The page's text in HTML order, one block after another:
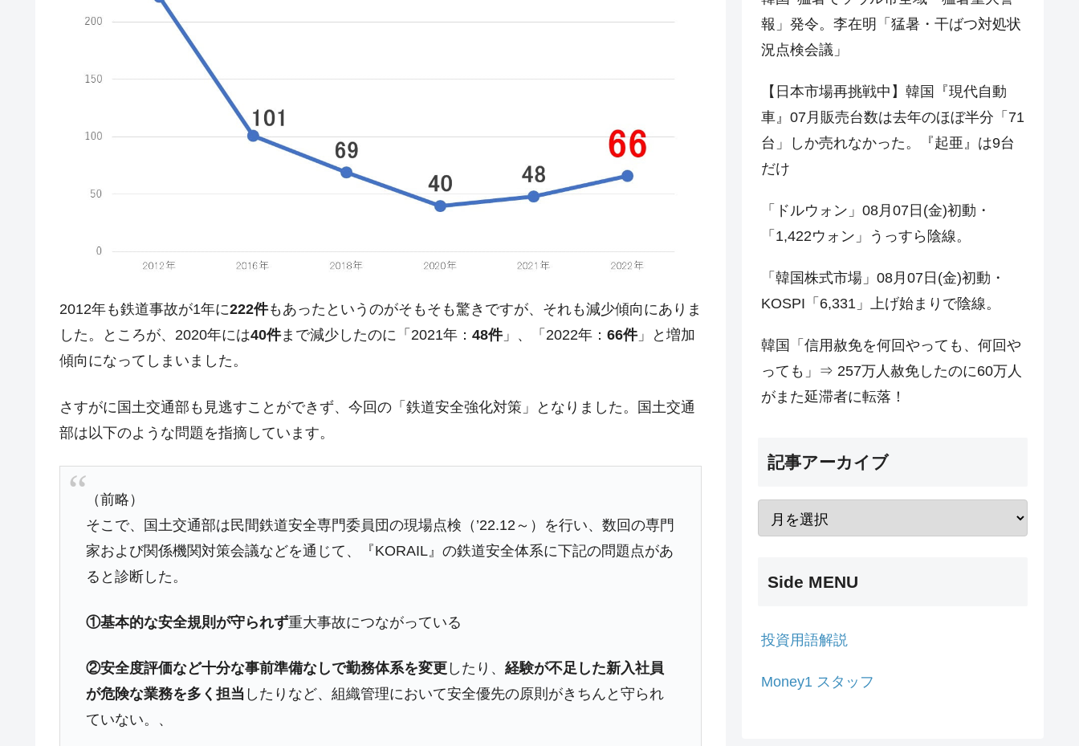
韓国「株式市場が賭博場のように変質したのは政界の責任だ」
日本の誇る海洋資源調査船『白嶺』は先進技術の塊！
Fact1 夏の甲子園、優勝校を最も多く輩出している都道府県とは？
今話題の「楽天ライオンズ」とは？
Fact1 奇跡の毛色「白毛馬」とは？
全て勝つといくら？ 競馬GI競走で勝利騎手がもらえる賞金とは？
Fact1
Fact1
Fact1 セレクトセールの高額取引馬が稼いだ金額とは？
2012年も鉄道事故が1年に222件もあったというのがそもそも驚きですが、それも減少傾向にありま
した。ところが、2020年には40件まで減少したのに「2021年： 48件」、「2022年： 66件」と増加
傾向になってしまいました。
さすがに国土交通部も見逃すことができず、今回の「鉄道安全強化対策」となりました。国土交通
部は以下のような問題を指摘しています。
（前略）
そこで、国土交通部は民間鉄道安全専門委員団の現場点検（’22.12～）を行い、数回の専門
家および関係機関対策会議などを通じて、『KORAIL』の鉄道安全体系に下記の問題点があ
ると診断した。
①基本的な安全規則が守られず重大事故につながっている
②安全度評価など十分な事前準備なしで勤務体系を変更 したり、経験が不足した新入社員
が危険な業務を多く担当 したりなど、組織管理において安全優先の原則がきちんと守られ
ていない。、
報」発令。李在明「猛暑・干ばつ対処状
況点検会議」
【日本市場再挑戦中】韓国『現代自動
車』07月販売台数は去年のほぼ半分「71
台」しか売れなかった。『起亜』は9台
だけ
「ドルウォン」08月07日(金)初動・
「1,422ウォン」うっすら陰線。
「韓国株式市場」08月07日(金)初動・
KOSPI「6,331」上げ始まりで陰線。
韓国「信用赦免を何回やっても、何回や
っても」⇒ 257万人赦免したのに60万人
がまた延滞者に転落！
記事アーカイブ
Side MENU
投資用語解説
Money1 スタッフ